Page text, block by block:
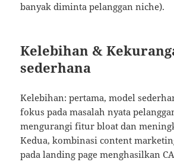
banyak diminta pelanggan niche).
Kelebihan &
sederhana
Kelebihan: pertama, model
fokus pada masalah nyata
mengurangi fitur bloat dan
Kedua, kombinasi content
pada landing page menghasilkan